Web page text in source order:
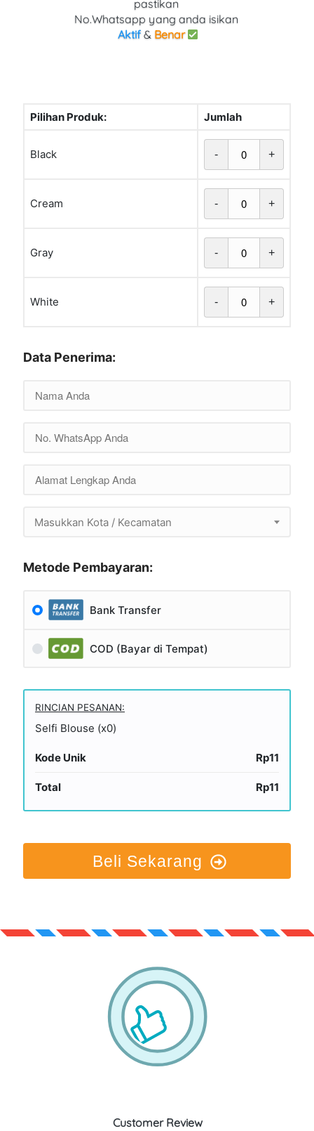
pastikan
No.Whatsapp yang anda isikan
Aktif & Benar
Pilihan Produk: Jumlah
Black - +
Cream - +
Gray - +
White - +
Data Penerima:
Masukkan Kota / Kecamatan
Metode Pembayaran:
Bank Transfer
COD (Bayar di Tempat)
RINCIAN PESANAN:
Selfi Blouse (x0)
Kode Unik Rp11
Total Rp11
Beli Sekarang
Customer Review